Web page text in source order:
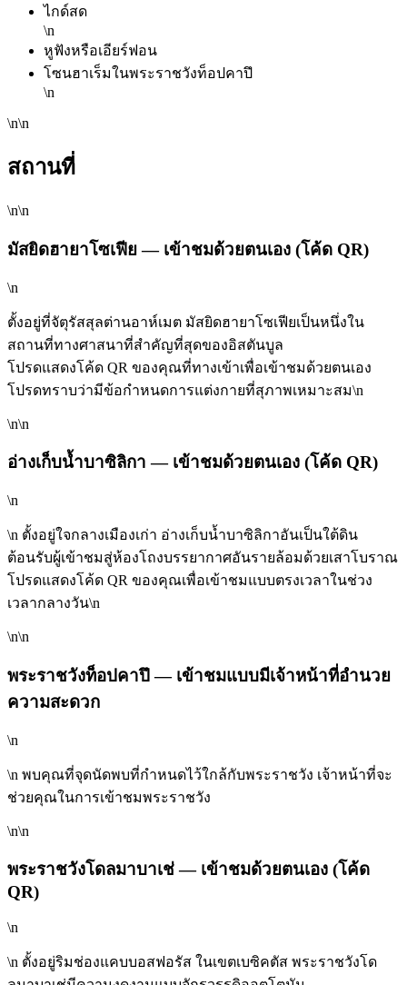
ไกด์สด
\n
หูฟังหรือเอียร์ฟอน
โซนฮาเร็มในพระราชวังท็อปคาปึ
\n
\n\n
สถานที่
\n\n
มัสยิดฮายาโซเฟีย — เข้าชมด้วยตนเอง (โค้ด QR)
\n
ตั้งอยู่ที่จัตุรัสสุลต่านอาห์เมต มัสยิดฮายาโซเฟียเป็นหนึ่งใน
สถานที่ทางศาสนาที่สำคัญที่สุดของอิสตันบูล
โปรดแสดงโค้ด QR ของคุณที่ทางเข้าเพื่อเข้าชมด้วยตนเอง
โปรดทราบว่ามีข้อกำหนดการแต่งกายที่สุภาพเหมาะสม\n
\n\n
อ่างเก็บน้ำบาซิลิกา — เข้าชมด้วยตนเอง (โค้ด QR)
\n
\n ตั้งอยู่ใจกลางเมืองเก่า อ่างเก็บน้ำบาซิลิกาอันเป็นใต้ดิน
ต้อนรับผู้เข้าชมสู่ห้องโถงบรรยากาศอันรายล้อมด้วยเสาโบราณ
โปรดแสดงโค้ด QR ของคุณเพื่อเข้าชมแบบตรงเวลาในช่วง
เวลากลางวัน\n
\n\n
พระราชวังท็อปคาปึ — เข้าชมแบบมีเจ้าหน้าที่อำนวย
ความสะดวก
\n
\n พบคุณที่จุดนัดพบที่กำหนดไว้ใกล้กับพระราชวัง เจ้าหน้าที่จะ
ช่วยคุณในการเข้าชมพระราชวัง
\n\n
พระราชวังโดลมาบาเช่ — เข้าชมด้วยตนเอง (โค้ด
QR)
\n
\n ตั้งอยู่ริมช่องแคบบอสฟอรัส ในเขตเบซิคตัส พระราชวังโด